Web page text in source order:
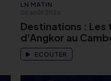
LN MATIN
06 août 2026
Destinations : Les
d'Angkor au
ECOUTER